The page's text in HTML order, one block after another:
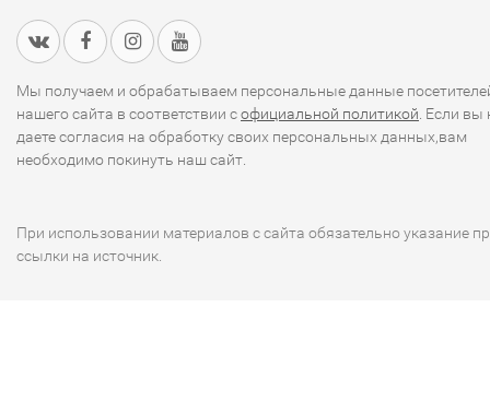
Мы получаем и обрабатываем персональные данные
нашего сайта в соответствии софициальной политикой . Если вы
даете согласия на обработку своих персональных данных,вам
необходимо покинуть наш сайт.
При использовании материалов с сайта обязательно указание
ссылки на источник.